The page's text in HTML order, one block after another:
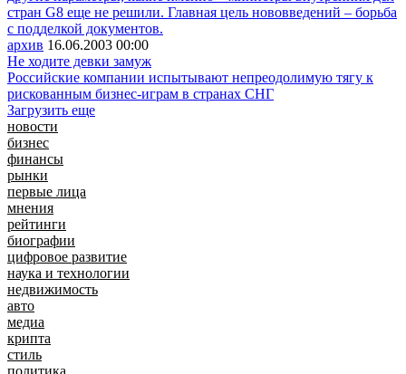
стран G8 еще не решили. Главная цель нововведений – борьба
с подделкой документов.
архив 16.06.2003 00:00
Не ходите девки замуж
Российские компании испытывают непреодолимую тягу к
рискованным бизнес-играм в странах СНГ
Загрузить еще
новости
бизнес
финансы
рынки
первые лица
мнения
рейтинги
биографии
цифровое развитие
наука и технологии
недвижимость
авто
медиа
крипта
стиль
политика